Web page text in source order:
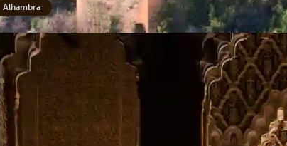
Alhambra
Arkitektoniske højdepunkter